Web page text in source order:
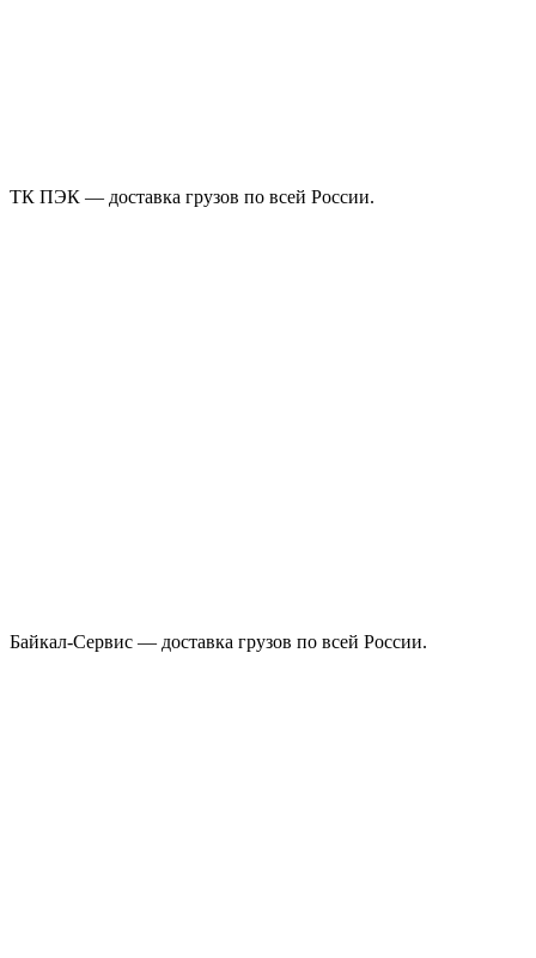
ТК ПЭК — доставка грузов по всей России.
Байкал-Сервис — доставка грузов по всей России.